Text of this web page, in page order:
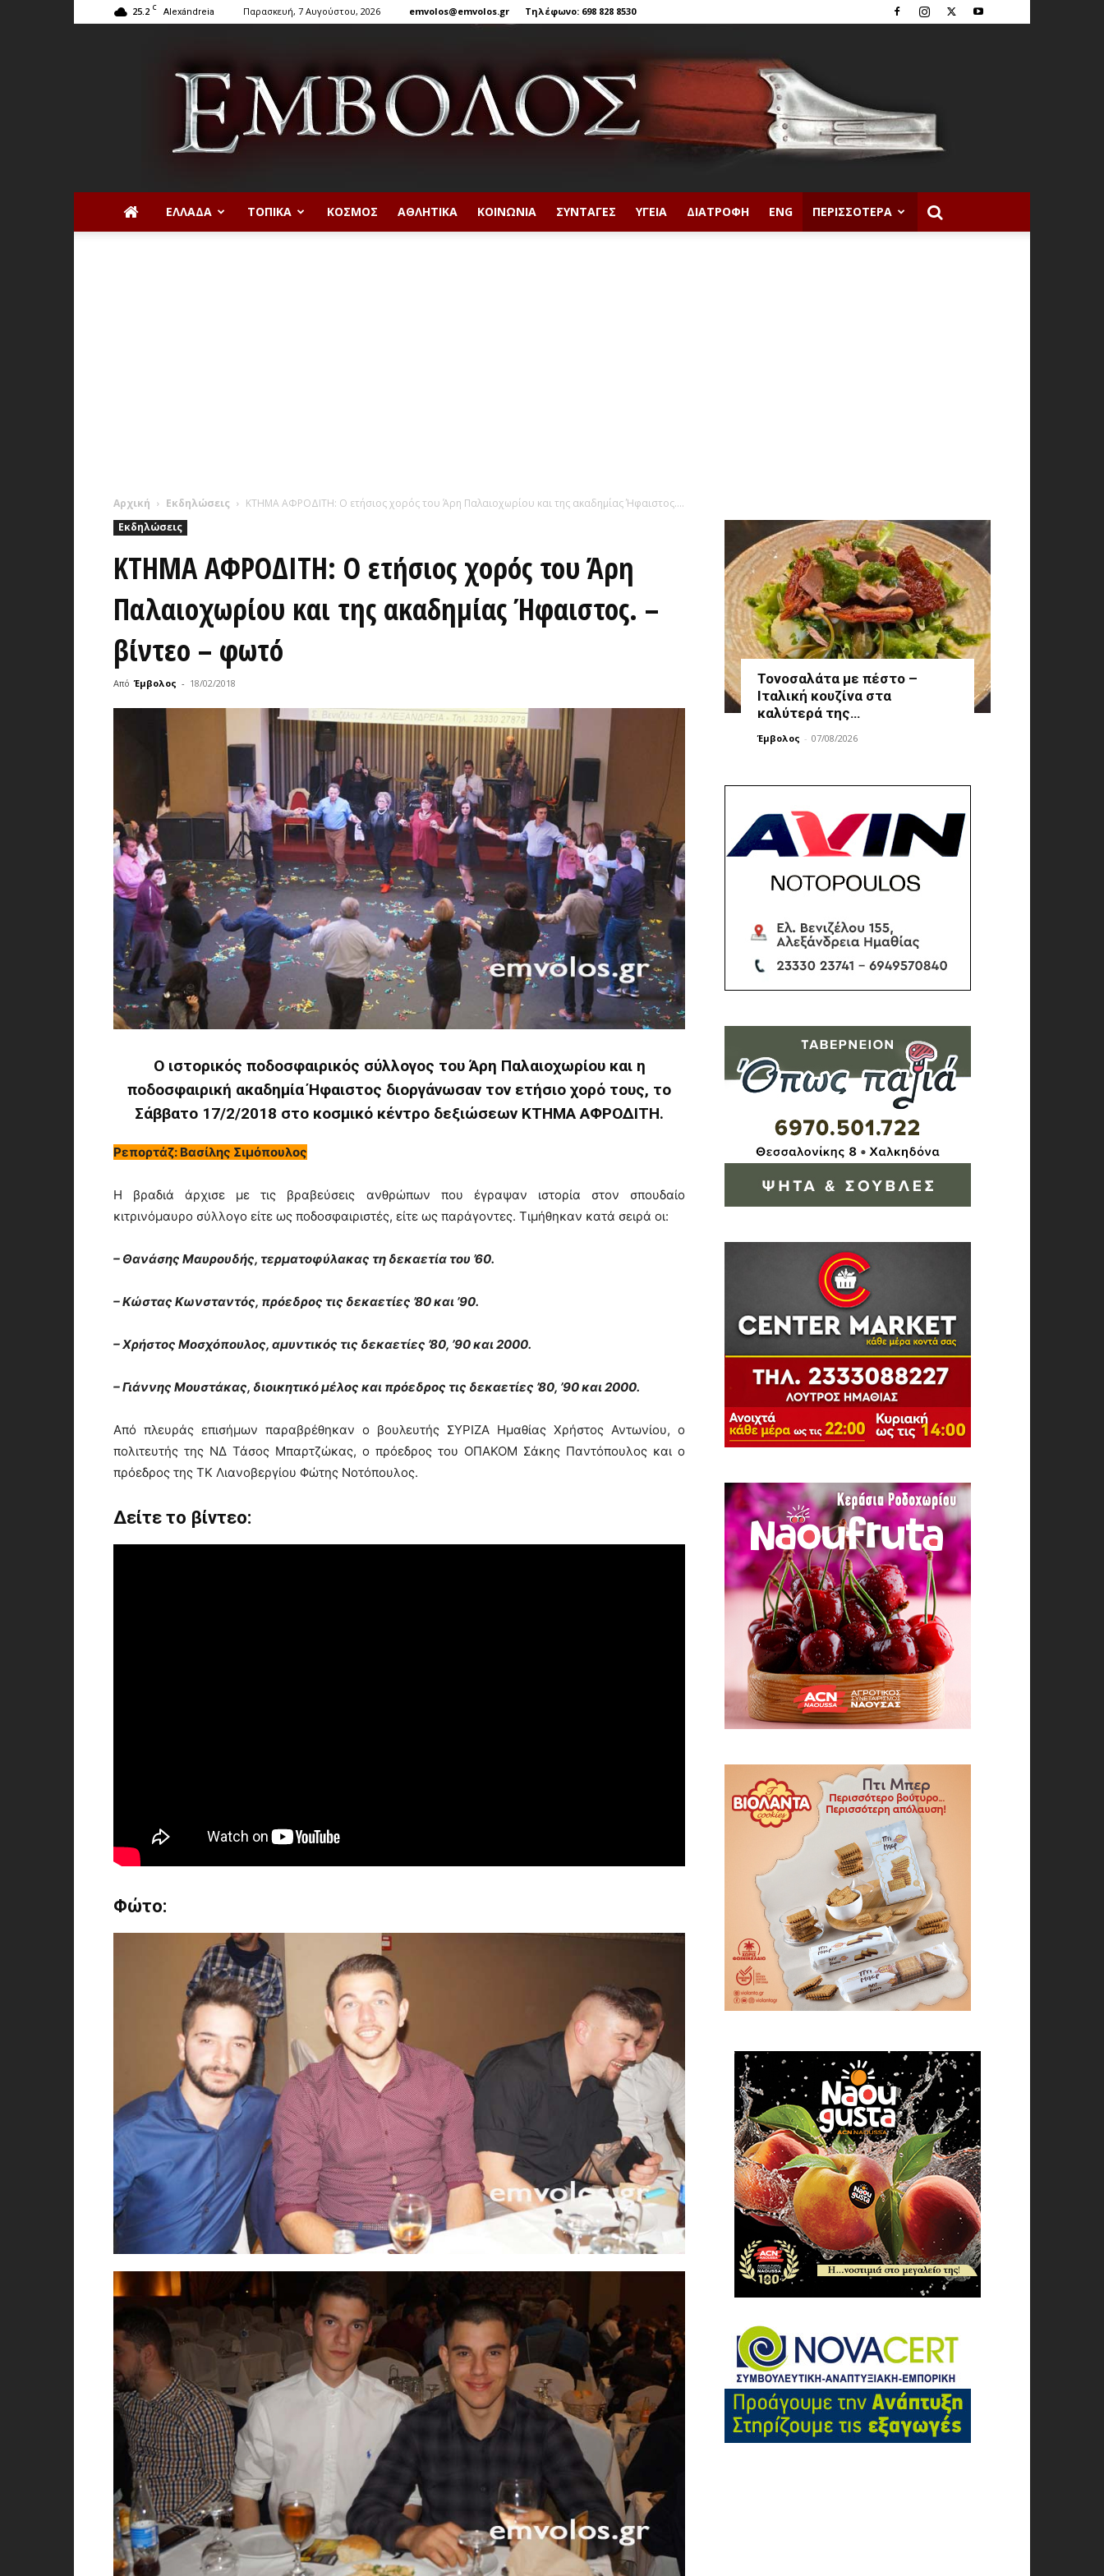
25.2 C Alexándreia Παρασκευή, 7 Αυγούστου, 2026 emvolos@emvolos.gr Τηλέφωνο: 698 828 8530
ΕΛΛΆΔΑ ΤΟΠΙΚΆ ΚΌΣΜΟΣ ΑΘΛΗΤΙΚΆ ΚΟΙΝΩΝΊΑ ΣΥΝΤΑΓΈΣ ΥΓΕΊΑ ΔΙΑΤΡΟΦΉ ENG ΠΕΡΙΣΣΌΤΕΡΑ
Αρχική Εκδηλώσεις
ΚΤΗΜΑ ΑΦΡΟΔΙΤΗ: Ο ετήσιος χορός του Άρη Παλαιοχωρίου και της ακαδημίας Ήφαιστος....
Εκδηλώσεις
ΚΤΗΜΑ ΑΦΡΟΔΙΤΗ: Ο ετήσιος χορός του Άρη
Παλαιοχωρίου και της ακαδημίας Ήφαιστος. –
βίντεο – φωτό
Από Έμβολος - 18/02/2018
Ο ιστορικός ποδοσφαιρικός σύλλογος του Άρη Παλαιοχωρίου και η
ποδοσφαιρική ακαδημία Ήφαιστος διοργάνωσαν τον ετήσιο χορό τους, το
Σάββατο 17/2/2018 στο κοσμικό κέντρο δεξιώσεων ΚΤΗΜΑ ΑΦΡΟΔΙΤΗ.
Ρεπορτάζ: Βασίλης Σιμόπουλος
Η βραδιά άρχισε με τις βραβεύσεις ανθρώπων που έγραψαν ιστορία στον σπουδαίο
κιτρινόμαυρο σύλλογο είτε ως ποδοσφαιριστές, είτε ως παράγοντες. Τιμήθηκαν κατά σειρά οι:
– Θανάσης Μαυρουδής, τερματοφύλακας τη δεκαετία του ’60.
– Κώστας Κωνσταντός, πρόεδρος τις δεκαετίες ’80 και ’90.
– Χρήστος Μοσχόπουλος, αμυντικός τις δεκαετίες ’80, ’90 και 2000.
– Γιάννης Μουστάκας, διοικητικό μέλος και πρόεδρος τις δεκαετίες ’80, ’90 και 2000.
Από πλευράς επισήμων παραβρέθηκαν ο βουλευτής ΣΥΡΙΖΑ Ημαθίας Χρήστος Αντωνίου, ο
πολιτευτής της ΝΔ Τάσος Μπαρτζώκας, ο πρόεδρος του ΟΠΑΚΟΜ Σάκης Παντόπουλος και ο
πρόεδρος της ΤΚ Λιανοβεργίου Φώτης Νοτόπουλος.
Δείτε το βίντεο:
Φώτο:
Τονοσαλάτα με πέστο –
Ιταλική κουζίνα στα
καλύτερά της…
Έμβολος - 07/08/2026